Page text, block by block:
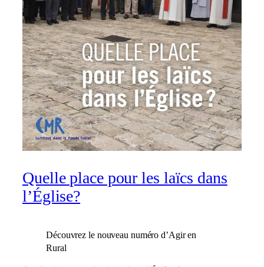
Quelle place pour les laïcs dans
l’Église?
Découvrez le nouveau numéro d’Agir en
Rural